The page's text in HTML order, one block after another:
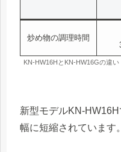
炒め物の調理時間
KN-HW16HとKN-HW16Gの違い
新型モデルKN-
幅に短縮されています。